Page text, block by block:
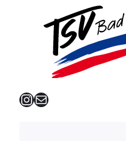
InstagramE-Mail